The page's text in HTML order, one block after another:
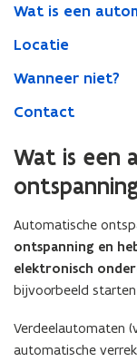
Wat is een
Locatie
Wanneer niet?
Contact
Wat is een
Automatische
ontspanning en
elektronisch
bijvoorbeeld
Verdeelautomaten
automatische